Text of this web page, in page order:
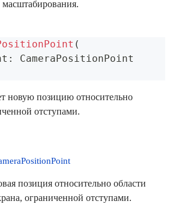
масштабирования.
(
:
CameraPositionPoint
новую позицию относительно
отступами.
позиция относительно области
ограниченной отступами.